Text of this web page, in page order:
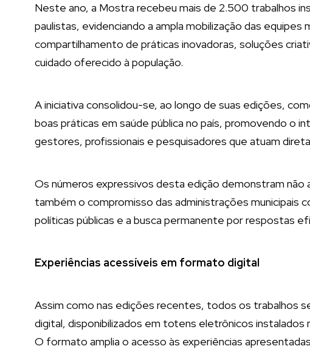
Neste ano, a Mostra recebeu mais de 2.500 trabalhos
paulistas, evidenciando a ampla mobilização das equipes
compartilhamento de práticas inovadoras, soluções
cuidado oferecido à população.
A iniciativa consolidou-se, ao longo de suas edições,
boas práticas em saúde pública no país, promovendo o
gestores, profissionais e pesquisadores que atuam
Os números expressivos desta edição demonstram
também o compromisso das administrações municipais
políticas públicas e a busca permanente por respostas
Experiências acessíveis em formato digital
Assim como nas edições recentes, todos os trabalhos
digital, disponibilizados em totens eletrônicos
O formato amplia o acesso às experiências